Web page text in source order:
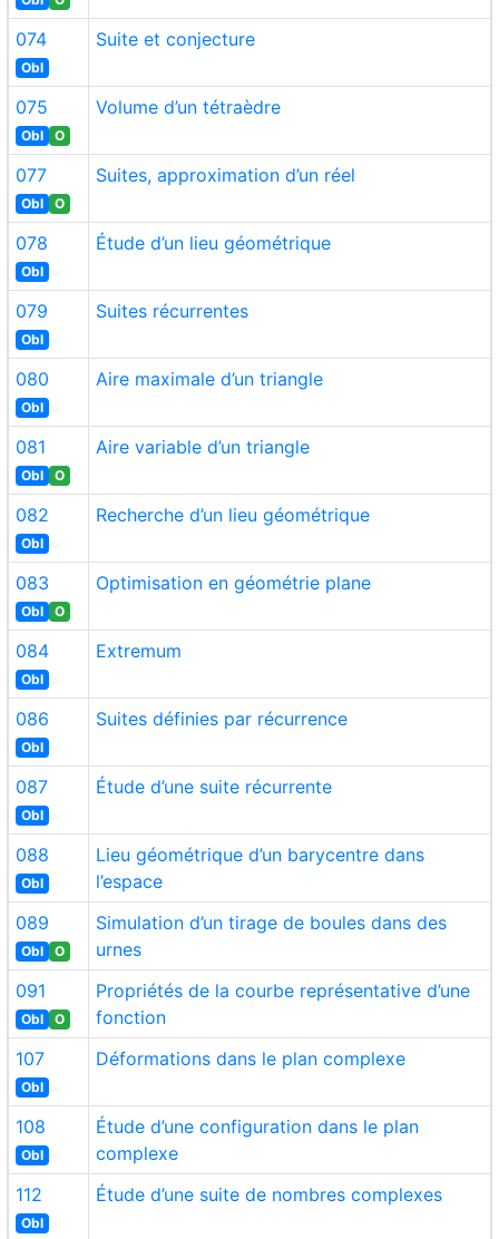
074
Obl
Suite et conjecture
075
Obl O
Volume d’un tétraèdre
077
Obl O
Suites, approximation d’un réel
078
Obl
Étude d’un lieu géométrique
079
Obl
Suites récurrentes
080
Obl
Aire maximale d’un triangle
081
Obl O
Aire variable d’un triangle
082
Obl
Recherche d’un lieu géométrique
083
Obl O
Optimisation en géométrie plane
084
Obl
Extremum
086
Obl
Suites définies par récurrence
087
Obl
Étude d’une suite récurrente
088
Obl
Lieu géométrique d’un barycentre dans
l’espace
089
Obl O
Simulation d’un tirage de boules dans des
urnes
091
Obl O
Propriétés de la courbe représentative d’une
fonction
107
Obl
Déformations dans le plan complexe
108
Obl
Étude d’une configuration dans le plan
complexe
112
Obl
Étude d’une suite de nombres complexes